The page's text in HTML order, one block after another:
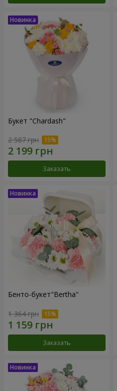
Букет "Chardash"
2 587 грн
Заказать
Бенто-букет"Bertha"
1 364 грн
Заказать